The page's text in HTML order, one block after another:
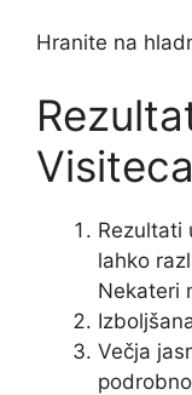
Hranite na
Visiteca
Rezultati
lahko
Nekateri
Večja